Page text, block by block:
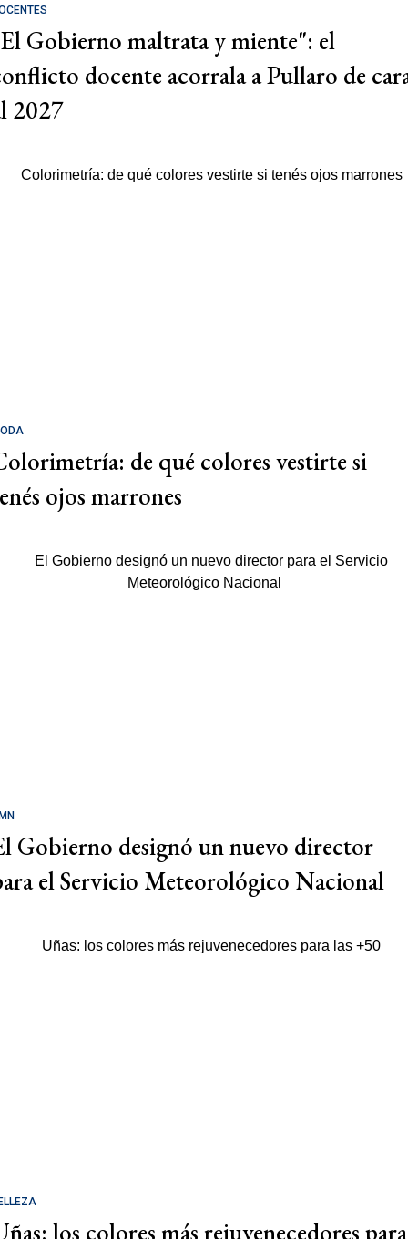
Gobierno maltrata y miente": el
docente acorrala a Pullaro de
2027
de qué colores vestirte si
ojos marrones
Gobierno designó un nuevo director
el Servicio Meteorológico Nacional
los colores más rejuvenecedores para